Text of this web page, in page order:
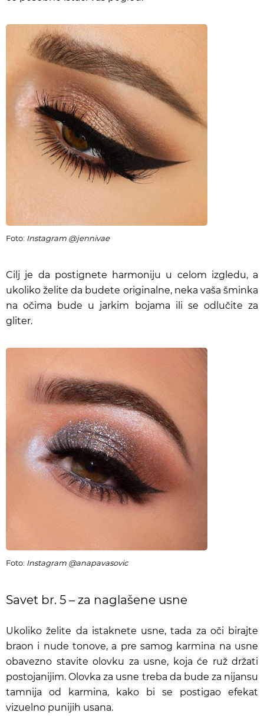
Foto: Instagram @jennivae
Cilj je da postignete harmoniju u celom izgledu, a
ukoliko želite da budete originalne, neka vaša šminka
na očima bude u jarkim bojama ili se odlučite za
gliter.
Foto: Instagram @anapavasovic
Savet br. 5 – za naglašene usne
Ukoliko želite da istaknete usne, tada za oči birajte
braon i nude tonove, a pre samog karmina na usne
obavezno stavite olovku za usne, koja će ruž držati
postojanijim. Olovka za usne treba da bude za nijansu
tamnija od karmina, kako bi se postigao efekat
vizuelno punijih usana.